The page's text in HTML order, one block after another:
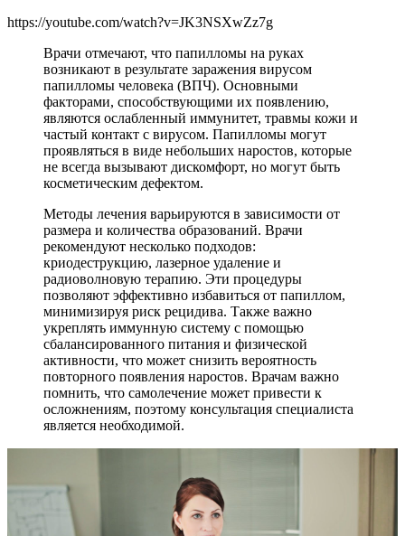
https://youtube.com/watch?v=JK3NSXwZz7g
Врачи отмечают, что папилломы на руках
возникают в результате заражения вирусом
папилломы человека (ВПЧ). Основными
факторами, способствующими их появлению,
являются ослабленный иммунитет, травмы кожи и
частый контакт с вирусом. Папилломы могут
проявляться в виде небольших наростов, которые
не всегда вызывают дискомфорт, но могут быть
косметическим дефектом.
Методы лечения варьируются в зависимости от
размера и количества образований. Врачи
рекомендуют несколько подходов:
криодеструкцию, лазерное удаление и
радиоволновую терапию. Эти процедуры
позволяют эффективно избавиться от папиллом,
минимизируя риск рецидива. Также важно
укреплять иммунную систему с помощью
сбалансированного питания и физической
активности, что может снизить вероятность
повторного появления наростов. Врачам важно
помнить, что самолечение может привести к
осложнениям, поэтому консультация специалиста
является необходимой.